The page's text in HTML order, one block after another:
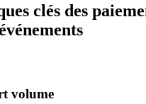
clés des
volume